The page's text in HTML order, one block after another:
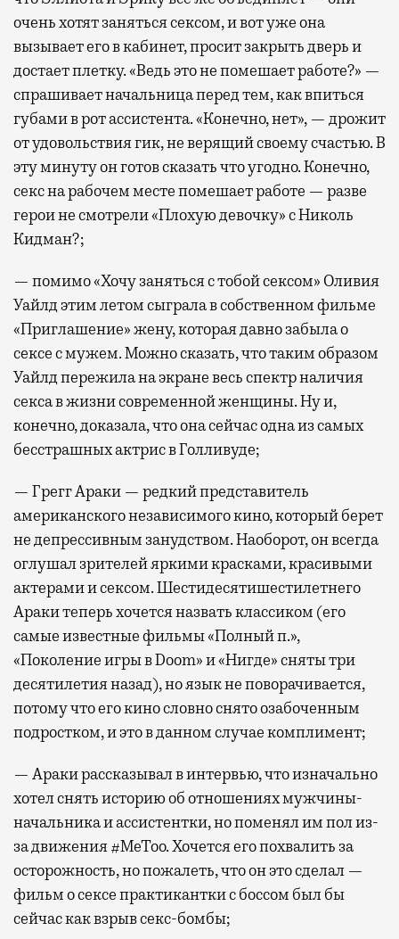
очень хотят заняться сексом, и вот уже она
вызывает его в кабинет, просит закрыть дверь и
достает плетку. «Ведь это не помешает работе?» —
спрашивает начальница перед тем, как впиться
губами в рот ассистента. «Конечно, нет», — дрожит
от удовольствия гик, не верящий своему счастью. В
эту минуту он готов сказать что угодно. Конечно,
секс на рабочем месте помешает работе — разве
герои не смотрели «Плохую девочку» с Николь
Кидман?;
— помимо «Хочу заняться с тобой сексом» Оливия
Уайлд этим летом сыграла в собственном фильме
«Приглашение» жену, которая давно забыла о
сексе с мужем. Можно сказать, что таким образом
Уайлд пережила на экране весь спектр наличия
секса в жизни современной женщины. Ну и,
конечно, доказала, что она сейчас одна из самых
бесстрашных актрис в Голливуде;
— Грегг Араки — редкий представитель
американского независимого кино, который берет
не депрессивным занудством. Наоборот, он всегда
оглушал зрителей яркими красками, красивыми
актерами и сексом. Шестидесятишестилетнего
Араки теперь хочется назвать классиком (его
самые известные фильмы «Полный п.»,
«Поколение игры в Doom» и «Нигде» сняты три
десятилетия назад), но язык не поворачивается,
потому что его кино словно снято озабоченным
подростком, и это в данном случае комплимент;
— Араки рассказывал в интервью, что изначально
хотел снять историю об отношениях мужчины-
начальника и ассистентки, но поменял им пол из-
за движения #MeToo. Хочется его похвалить за
осторожность, но пожалеть, что он это сделал —
фильм о сексе практикантки с боссом был бы
сейчас как взрыв секс-бомбы;